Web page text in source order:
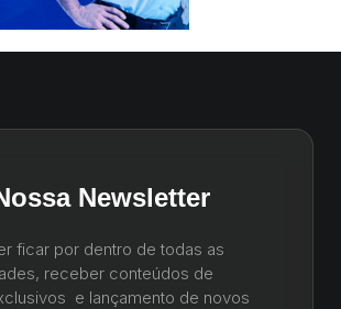
Newsletter
ficar por dentro de todas as
receber conteúdos de
e lançamento de novos